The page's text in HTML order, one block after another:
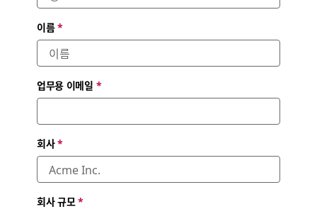
workplace collaboration—no matter where or when that
work happens
이름*
업무용 이메일 *
회사*
회사 규모*